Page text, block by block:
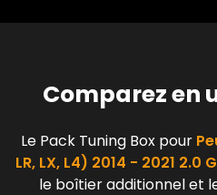
Comparez en
Le Pack Tuning Box pour
LR, LX, L4) 2014 - 2021 2.0
le boîtier additionnel et